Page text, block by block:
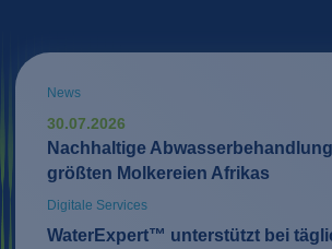
News
30.07.2026
Nachhaltige
größten Molkereien Afrikas
Digitale Services
WaterExpert™ unterstützt bei